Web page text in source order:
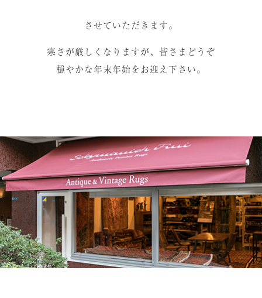
させていただきます。
寒さが厳しくなりますが、皆さまどうぞ
穏やかな年末年始をお迎え下さい。